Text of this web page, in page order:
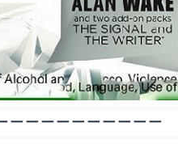
－－－－－－－－－－